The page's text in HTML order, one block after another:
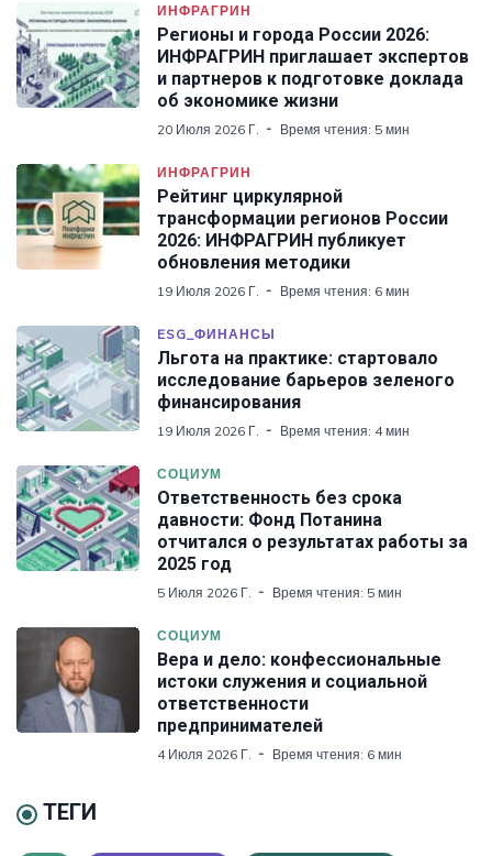
ИНФРАГРИН
Регионы и города России 2026:
ИНФРАГРИН приглашает экспертов
и партнеров к подготовке доклада
об экономике жизни
20 Июля 2026 Г. Время чтения: 5 мин
ИНФРАГРИН
Рейтинг циркулярной
трансформации регионов России
2026: ИНФРАГРИН публикует
обновления методики
19 Июля 2026 Г. Время чтения: 6 мин
ESG_ФИНАНСЫ
Льгота на практике: стартовало
исследование барьеров зеленого
финансирования
19 Июля 2026 Г. Время чтения: 4 мин
СОЦИУМ
Ответственность без срока
давности: Фонд Потанина
отчитался о результатах работы за
2025 год
5 Июля 2026 Г. Время чтения: 5 мин
СОЦИУМ
Вера и дело: конфессиональные
истоки служения и социальной
ответственности
предпринимателей
4 Июля 2026 Г. Время чтения: 6 мин
ТЕГИ